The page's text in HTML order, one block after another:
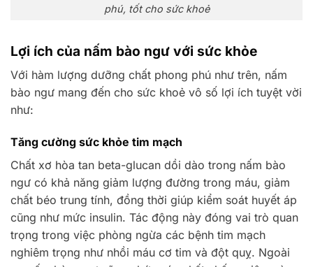
phú, tốt cho sức khoẻ
Lợi ích của nấm bào ngư với sức khỏe
Với hàm lượng dưỡng chất phong phú như trên, nấm
bào ngư mang đến cho sức khoẻ vô số lợi ích tuyệt vời
như:
Tăng cường sức khỏe tim mạch
Chất xơ hòa tan beta-glucan dồi dào trong nấm bào
ngư có khả năng giảm lượng đường trong máu, giảm
chất béo trung tính, đồng thời giúp kiểm soát huyết áp
cũng như mức insulin. Tác động này đóng vai trò quan
trọng trong việc phòng ngừa các bệnh tim mạch
nghiêm trọng như nhồi máu cơ tim và đột quỵ. Ngoài